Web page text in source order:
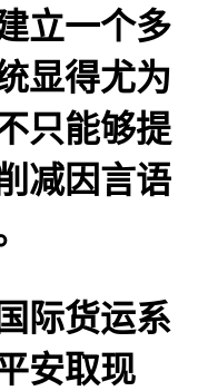
立一个多
显得尤为
只能够提
减因言语
货运系
安取现